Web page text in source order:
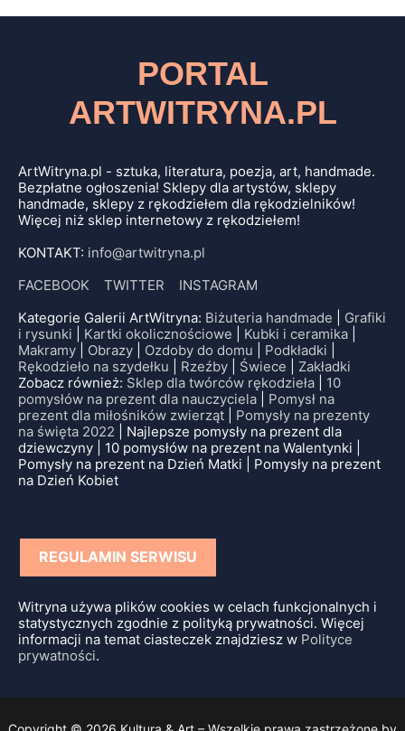
PORTAL
ARTWITRYNA.PL
ArtWitryna.pl - sztuka, literatura, poezja, art, handmade.
Bezpłatne ogłoszenia! Sklepy dla artystów, sklepy
handmade, sklepy z rękodziełem dla rękodzielników!
Więcej niż sklep internetowy z rękodziełem!
KONTAKT: info@artwitryna.pl
FACEBOOK
TWITTER
INSTAGRAM
Kategorie Galerii ArtWitryna: Biżuteria handmade
Grafiki
i rysunki
Kartki okolicznościowe Kubki i ceramika
Makramy
Obrazy Ozdoby do domu Podkładki
Rękodzieło na szydełku
Rzeźby Świece
Zakładki
Zobacz również: Sklep dla twórców rękodzieła
10
pomysłów na prezent dla nauczyciela
Pomysł na
prezent dla miłośników zwierząt
Pomysły na prezenty
na święta 2022 | Najlepsze pomysły na prezent dla
dziewczyny | 10 pomysłów na prezent na Walentynki |
Pomysły na prezent na Dzień Matki | Pomysły na prezent
na Dzień Kobiet
REGULAMIN SERWISU
Witryna używa plików cookies w celach funkcjonalnych i
statystycznych zgodnie z polityką prywatności. Więcej
informacji na temat ciasteczek znajdziesz w Polityce
prywatności.